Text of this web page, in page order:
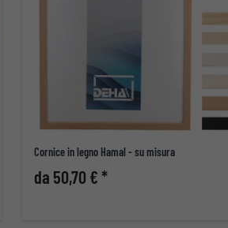
Cornice in legno Hamal - su misura
da 50,70 € *